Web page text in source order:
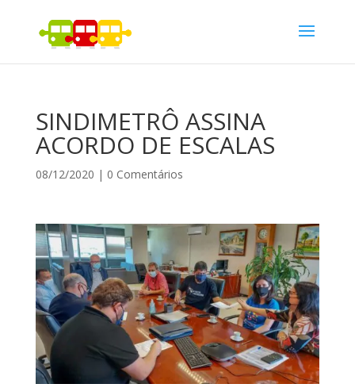
SINDIMETRÔ ASSINA
ACORDO DE ESCALAS
08/12/2020 | 0 Comentários